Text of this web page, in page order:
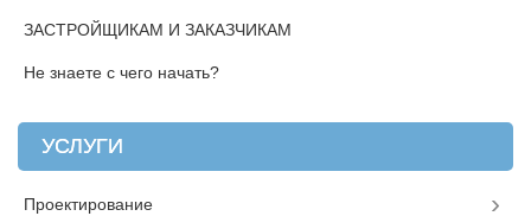
ЗАСТРОЙЩИКАМ И ЗАКАЗЧИКАМ
Не знаете с чего начать?
УСЛУГИ
Проектирование